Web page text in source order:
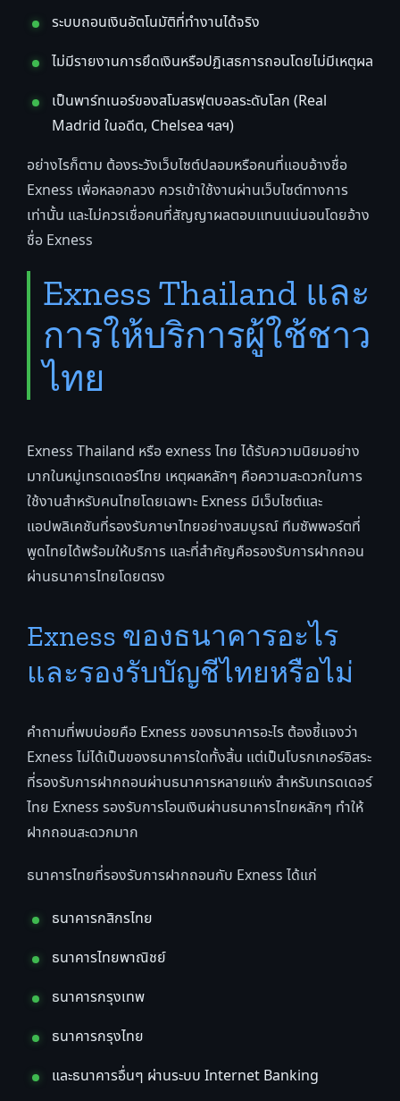
ระบบถอนเงินอัตโนมัติที่ทำงานได้จริง
ไม่มีรายงานการยึดเงินหรือปฏิเสธการถอนโดยไม่มีเหตุผล
เป็นพาร์ทเนอร์ของสโมสรฟุตบอลระดับโลก (Real
Madrid ในอดีต, Chelsea ฯลฯ)
อย่างไรก็ตาม ต้องระวังเว็บไซต์ปลอมหรือคนที่แอบอ้างชื่อ
Exness เพื่อหลอกลวง ควรเข้าใช้งานผ่านเว็บไซต์ทางการ
เท่านั้น และไม่ควรเชื่อคนที่สัญญาผลตอบแทนแน่นอนโดยอ้าง
ชื่อ Exness
Exness Thailand และ
การให้บริการผู้ใช้ชาว
ไทย
Exness Thailand หรือ exness ไทย ได้รับความนิยมอย่าง
มากในหมู่เทรดเดอร์ไทย เหตุผลหลักๆ คือความสะดวกในการ
ใช้งานสำหรับคนไทยโดยเฉพาะ Exness มีเว็บไซต์และ
แอปพลิเคชันที่รองรับภาษาไทยอย่างสมบูรณ์ ทีมซัพพอร์ตที่
พูดไทยได้พร้อมให้บริการ และที่สำคัญคือรองรับการฝากถอน
ผ่านธนาคารไทยโดยตรง
Exness ของธนาคารอะไร
และรองรับบัญชีไทยหรือไม่
คำถามที่พบบ่อยคือ Exness ของธนาคารอะไร ต้องชี้แจงว่า
Exness ไม่ได้เป็นของธนาคารใดทั้งสิ้น แต่เป็นโบรกเกอร์อิสระ
ที่รองรับการฝากถอนผ่านธนาคารหลายแห่ง สำหรับเทรดเดอร์
ไทย Exness รองรับการโอนเงินผ่านธนาคารไทยหลักๆ ทำให้
ฝากถอนสะดวกมาก
ธนาคารไทยที่รองรับการฝากถอนกับ Exness ได้แก่
ธนาคารกสิกรไทย
ธนาคารไทยพาณิชย์
ธนาคารกรุงเทพ
ธนาคารกรุงไทย
และธนาคารอื่นๆ ผ่านระบบ Internet Banking